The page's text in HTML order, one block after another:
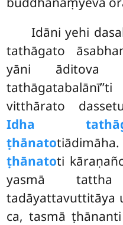
Idāni yehi
tathāgato
yāni āditova
vitthārato
Idha
ṭhānato
ṭhānatoti
yasmā
tadāyattavuttitāya
ca, tasmā